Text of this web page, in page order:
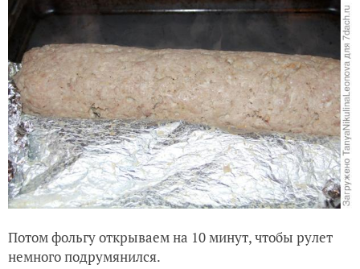
Потом фольгу открываем на 10 минут, чтобы рулет
немного подрумянился.